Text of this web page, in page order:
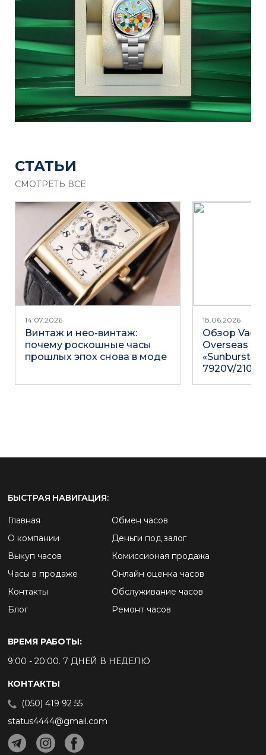
СТАТЬИ
СМОТРЕТЬ ВСЕ
14.07.2026
Винтаж и нео-винтаж:
почему роскошные часы
прошлых эпох снова в моде
18.06.2026
Обзор
Overseas
«Sunburst
7920V/210R-
БЫСТРАЯ НАВИГАЦИЯ:
Главная
О компании
Выкуп часов
Часы в продаже
Контакты
Блог
Обмен часов
Деньги под залог
Комиссионая продажа
Онлайн оценка часов
Обслуживание часов
Ремонт часов
ВРЕМЯ РАБОТЫ:
9:00 - 20:00. 7 ДНЕЙ В НЕДЕЛЮ
КОНТАКТЫ
(050) 419 92 55
status4444@gmail.com